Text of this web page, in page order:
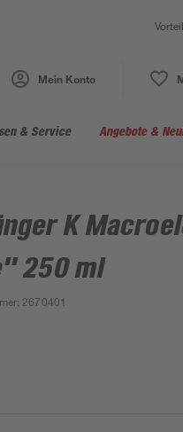
Mein Konto
& Service Angebote &
K
250 ml
: 2670401